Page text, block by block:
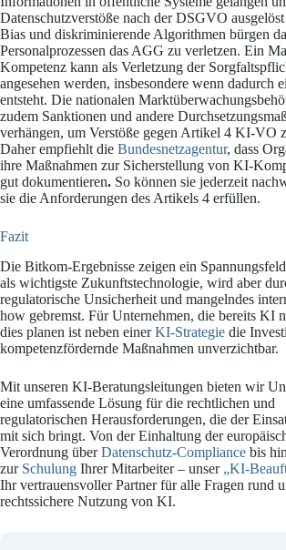
Datenschutzverstöße nach der DSGVO
Bias und diskriminierende Algorithmen bürgen
Personalprozessen das AGG zu verletzen. Ein
Kompetenz kann als Verletzung der
angesehen werden, insbesondere wenn dadurch
entsteht. Die nationalen
zudem Sanktionen und andere
verhängen, um Verstöße gegen Artikel 4 KI-VO
Daher empfiehlt die Bundesnetzagentur, dass
ihre Maßnahmen zur Sicherstellung von KI-
gut dokumentieren. So können sie jederzeit
sie die Anforderungen des Artikels 4 erfüllen.
Fazit
Die Bitkom-Ergebnisse zeigen ein
als wichtigste Zukunftstechnologie, wird aber
regulatorische Unsicherheit und mangelndes
how gebremst. Für Unternehmen, die bereits KI
dies planen ist neben einerKI-Strategie die
kompetenzfördernde Maßnahmen unverzichtbar.
Mit unseren KI-Beratungsleitungen bieten wir
eine umfassende Lösung für die rechtlichen und
regulatorischen Herausforderungen, die der
mit sich bringt. Von der Einhaltung der
Verordnung überDatenschutz-Compliance bis hin
zur Schulung Ihrer Mitarbeiter – unser „KI-
Ihr vertrauensvoller Partner für alle Fragen rund
rechtssichere Nutzung von KI.